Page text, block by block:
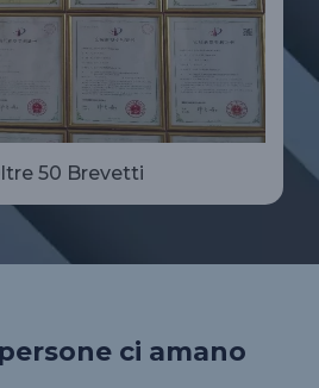
50 Brevetti
ci amano